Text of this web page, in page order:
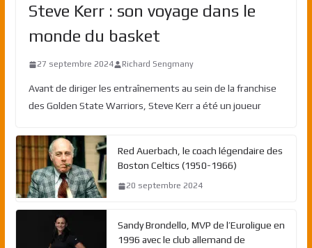
Steve Kerr : son voyage dans le
monde du basket
27 septembre 2024 Richard Sengmany
Avant de diriger les entraînements au sein de la franchise
des Golden State Warriors, Steve Kerr a été un joueur
Red Auerbach, le coach légendaire des
Boston Celtics (1950-1966)
20 septembre 2024
Sandy Brondello, MVP de l’Euroligue en
1996 avec le club allemand de